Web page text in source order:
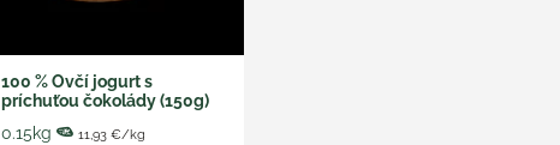
100 % Ovčí jogurt s
príchuťou čokolády (150g)
0.15kg
11,93 €/kg